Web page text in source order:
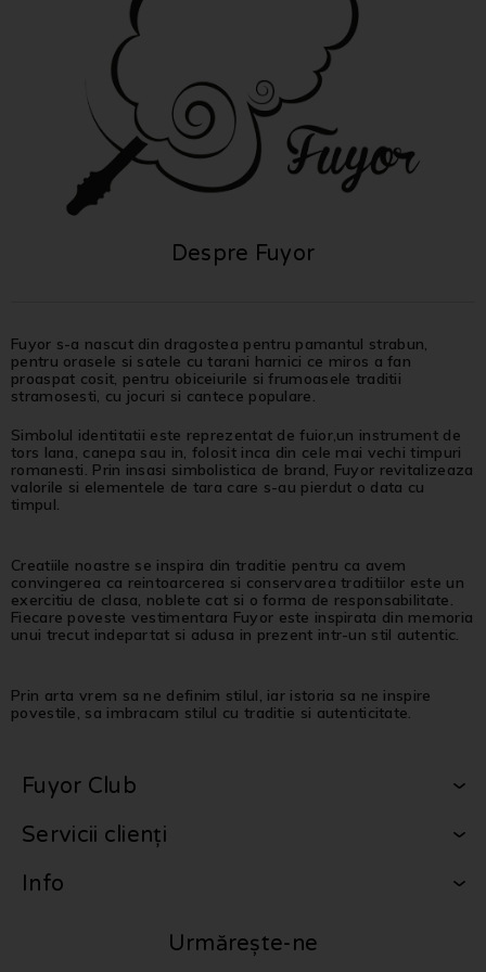
Despre Fuyor
Fuyor s-a nascut din dragostea pentru pamantul strabun,
pentru orasele si satele cu tarani harnici ce miros a fan
proaspat cosit, pentru obiceiurile si frumoasele traditii
stramosesti, cu jocuri si cantece populare.
Simbolul identitatii este reprezentat de fuior,un instrument de
tors lana, canepa sau in, folosit inca din cele mai vechi timpuri
romanesti. Prin insasi simbolistica de brand, Fuyor revitalizeaza
valorile si elementele de tara care s-au pierdut o data cu
timpul.
Creatiile noastre se inspira din traditie pentru ca avem
convingerea ca reintoarcerea si conservarea traditiilor este un
exercitiu de clasa, noblete cat si o forma de responsabilitate.
Fiecare poveste vestimentara Fuyor este inspirata din memoria
unui trecut indepartat si adusa in prezent intr-un stil autentic.
Prin arta vrem sa ne definim stilul, iar istoria sa ne inspire
povestile, sa imbracam stilul cu traditie si autenticitate.
Fuyor Club
Servicii clienți
Info
Urmărește-ne